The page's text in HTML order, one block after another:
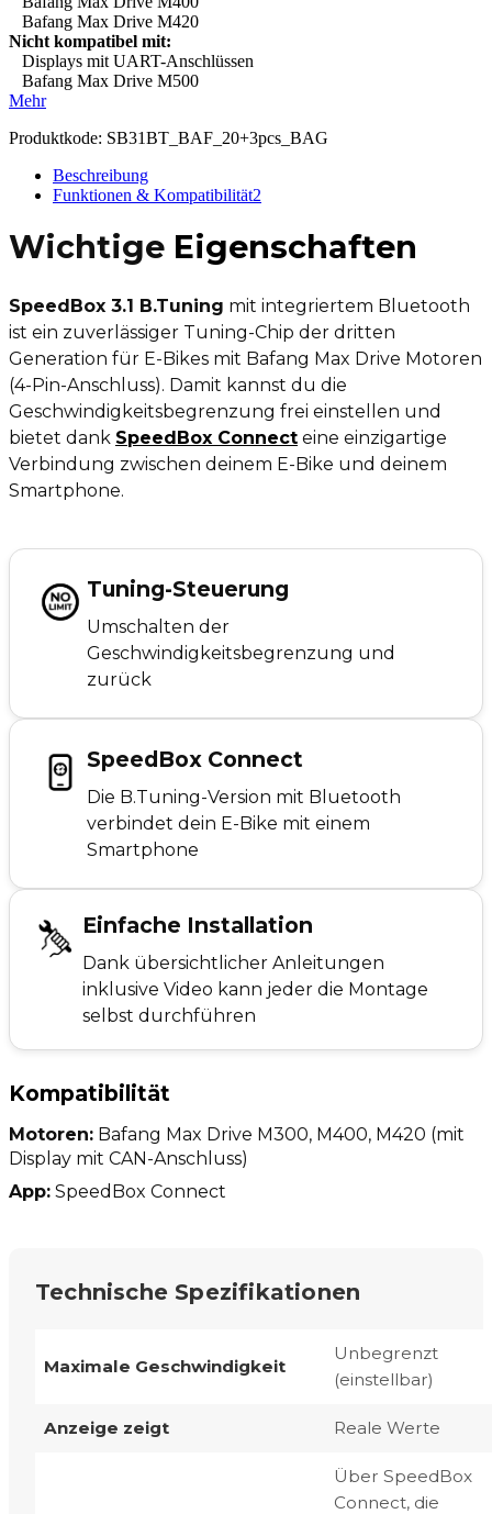
Bafang Max Drive M420
Nicht kompatibel mit:
Displays mit UART-Anschlüssen
Bafang Max Drive M500
Mehr
Produktkode: SB31BT_BAF_20+3pcs_BAG
Beschreibung
Funktionen & Kompatibilität2
Wichtige Eigenschaften
SpeedBox 3.1 B.Tuning mit integriertem Bluetooth
ist ein zuverlässiger Tuning-Chip der dritten
Generation für E-Bikes mit Bafang Max Drive Motoren
(4-Pin-Anschluss). Damit kannst du die
Geschwindigkeitsbegrenzung frei einstellen und
bietet dank SpeedBox Connect eine einzigartige
Verbindung zwischen deinem E-Bike und deinem
Smartphone.
Tuning-Steuerung
Umschalten der
Geschwindigkeitsbegrenzung und
zurück
SpeedBox Connect
Die B.Tuning-Version mit Bluetooth
verbindet dein E-Bike mit einem
Smartphone
Einfache Installation
Dank übersichtlicher Anleitungen
inklusive Video kann jeder die Montage
selbst durchführen
Kompatibilität
Motoren: Bafang Max Drive M300, M400, M420 (mit
Display mit CAN-Anschluss)
App: SpeedBox Connect
Technische Spezifikationen
Maximale Geschwindigkeit
Unbegrenzt
(einstellbar)
Anzeige zeigt Reale Werte
Über SpeedBox
Connect, die